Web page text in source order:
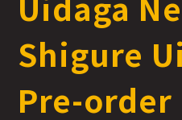
Shigure
Pre-order